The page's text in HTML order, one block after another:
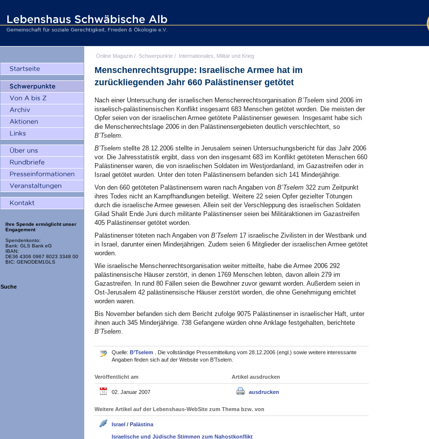
Ihre Spende ermöglicht unser
Engagement
Spendenkonto:
Bank: GLS Bank eG
IBAN:
DE36 4306 0967 8023 3348 00
BIC: GENODEM1GLS
Suche
Online Magazin / Schwerpunkte / Internationales, Militär und Krieg
Menschenrechtsgruppe: Israelische Armee hat im
zurückliegenden Jahr 660 Palästinenser getötet
Nach einer Untersuchung der israelischen Menschenrechtsorganisation B’Tselem sind 2006 im
israelisch-palästinensischen Konflikt insgesamt 683 Menschen getötet worden. Die meisten der
Opfer seien von der israelischen Armee getötete Palästinenser gewesen. Insgesamt habe sich
die Menschenrechtslage 2006 in den Palästinensergebieten deutlich verschlechtert, so
B’Tselem.
B’Tselem stellte 28.12.2006 stellte in Jerusalem seinen Untersuchungsbericht für das Jahr 2006
vor. Die Jahresstatistik ergibt, dass von den insgesamt 683 im Konflikt getöteten Menschen 660
Palästinenser waren, die von israelischen Soldaten im Westjordanland, im Gazastreifen oder in
Israel getötet wurden. Unter den toten Palästinensern befanden sich 141 Minderjährige.
Von den 660 getöteten Palästinensern waren nach Angaben von B’Tselem 322 zum Zeitpunkt
ihres Todes nicht an Kampfhandlungen beteiligt. Weitere 22 seien Opfer gezielter Tötungen
durch die israelische Armee gewesen. Allein seit der Verschleppung des israelischen Soldaten
Gilad Shalit Ende Juni durch militante Palästinenser seien bei Militäraktionen im Gazastreifen
405 Palästinenser getötet worden.
Palästinenser töteten nach Angaben von B’Tselem 17 israelische Zivilisten in der Westbank und
in Israel, darunter einen Minderjährigen. Zudem seien 6 Mitglieder der israelischen Armee getötet
worden.
Wie israelische Menschenrechtsorganisation weiter mitteilte, habe die Armee 2006 292
palästinensische Häuser zerstört, in denen 1769 Menschen lebten, davon allein 279 im
Gazastreifen. In rund 80 Fällen seien die Bewohner zuvor gewarnt worden. Außerdem seien in
Ost-Jerusalem 42 palästinensische Häuser zerstört worden, die ohne Genehmigung errichtet
worden waren.
Bis November befanden sich dem Bericht zufolge 9075 Palästinenser in israelischer Haft, unter
ihnen auch 345 Minderjährige. 738 Gefangene würden ohne Anklage festgehalten, berichtete
B’Tselem.
Quelle: B’Tselem
. Die vollständige Pressemitteilung vom 28.12.2006 (engl.) sowie weitere interessante
Angaben finden sich auf der Website von B’Tselem.
Veröffentlicht am
02. Januar 2007
Artikel ausdrucken
ausdrucken
Weitere Artikel auf der Lebenshaus-WebSite zum Thema bzw. von
Israel / Palästina
Israelische und Jüdische Stimmen zum Nahostkonflikt